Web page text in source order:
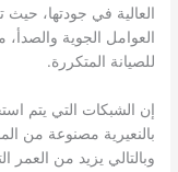
العالية في جودتها، حيث
العوامل الجوية
للصيانة المتكررة.
إن الشبكات التي يتم
بالنعيرية مصنوعة من
وبالتالي يزيد من العمر